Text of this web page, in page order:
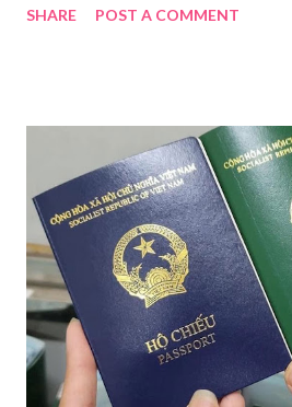
Hoài Nam đã ký ban hành Kế hoạch
trạng kinh doanh mỹ phẩm thật - giả
tế TP HCM sẽ phối hợp với các sở,
phương tăng cường kiểm tra, giám
vụ Dược sẽ tham mưu Giám đốc Sở Y
về mỹ phẩm. Cơ quan Cảnh sát điều
triệt phá đường dây sản xuất, buôn
lớn, hoạt động tinh vi ngay giữa khu
Bên cạnh đó, Sở Y tế sẽ công khai
SHARE POST A COMMENT